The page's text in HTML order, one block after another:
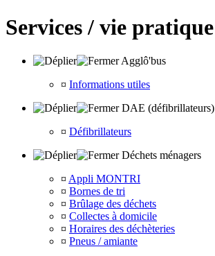
Services / vie pratique
Agglô'bus
¤ Informations utiles
DAE (défibrillateurs)
¤ Défibrillateurs
Déchets ménagers
¤ Appli MONTRI
¤ Bornes de tri
¤ Brûlage des déchets
¤ Collectes à domicile
¤ Horaires des déchèteries
¤ Pneus / amiante